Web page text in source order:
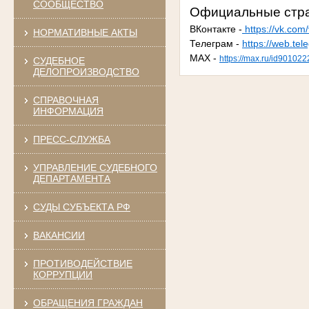
СООБЩЕСТВО
НОРМАТИВНЫЕ АКТЫ
СУДЕБНОЕ
ДЕЛОПРОИЗВОДСТВО
СПРАВОЧНАЯ
ИНФОРМАЦИЯ
ПРЕСС-СЛУЖБА
УПРАВЛЕНИЕ СУДЕБНОГО
ДЕПАРТАМЕНТА
СУДЫ СУБЪЕКТА РФ
ВАКАНСИИ
ПРОТИВОДЕЙСТВИЕ
КОРРУПЦИИ
ОБРАЩЕНИЯ ГРАЖДАН
Официальные
ВКонтакте - https://
Телеграм - https://
MAX - https://max.ru/